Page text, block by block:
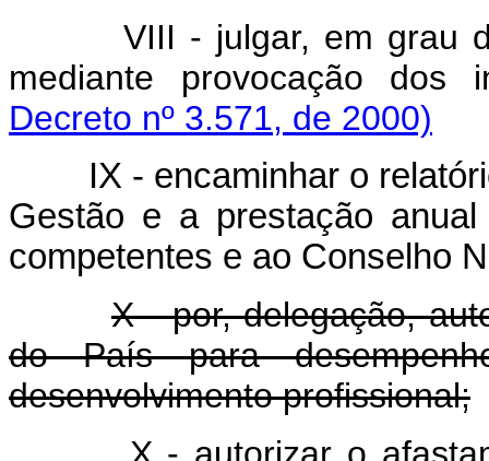
VIII - julgar, em grau
mediante provocação dos
Decreto nº 3.571, de 2000)
IX - encaminhar o
Gestão e a prestação
competentes e ao Conselho
X - por, delegação,
do País para
desenvolvimento profissional;